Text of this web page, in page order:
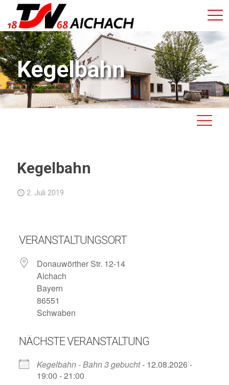
Kegelbahn
Kegelbahn
2. Juli 2019
VERANSTALTUNGSORT
Donauwörther Str. 12-14
Aichach
Bayern
86551
Schwaben
NÄCHSTE VERANSTALTUNG
Kegelbahn - Bahn 3 gebucht- 12.08.2026 -
19:00 - 21:00